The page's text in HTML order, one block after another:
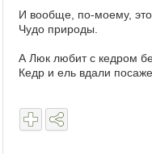
И вообще, по-моему, это
Чудо природы.
А Люк любит с кедром
Кедр и ель вдали